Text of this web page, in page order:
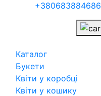
+380683884686
Каталог
Букети
Квіти у коробці
Квіти у кошику